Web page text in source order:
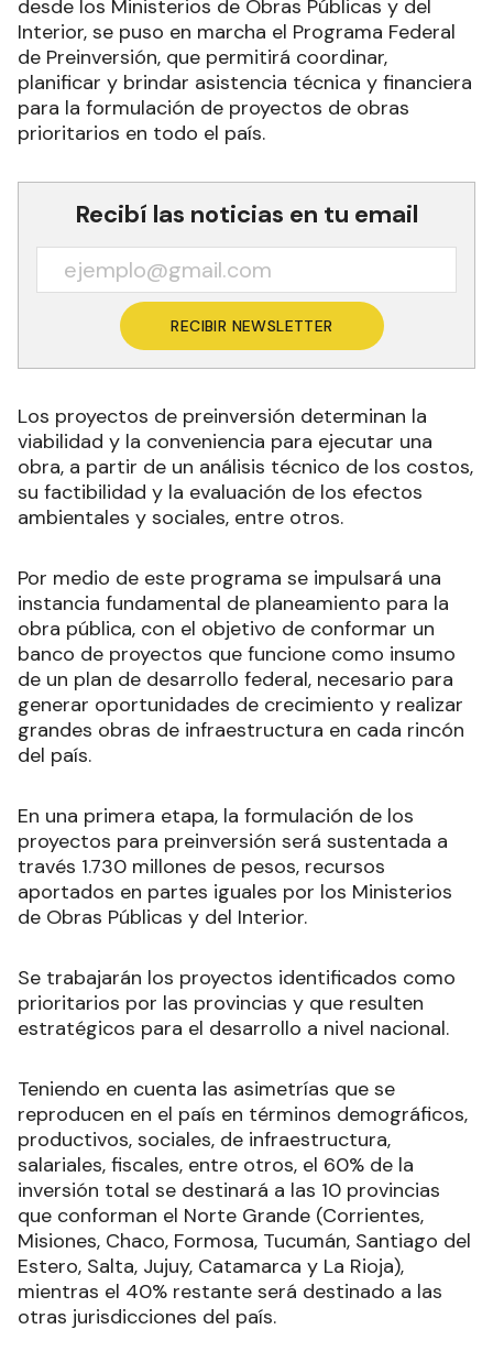
desde los Ministerios de Obras Públicas y del
Interior, se puso en marcha el Programa Federal
de Preinversión, que permitirá coordinar,
planificar y brindar asistencia técnica y financiera
para la formulación de proyectos de obras
prioritarios en todo el país.
Recibí las noticias en tu email
RECIBIR NEWSLETTER
Los proyectos de preinversión determinan la
viabilidad y la conveniencia para ejecutar una
obra, a partir de un análisis técnico de los costos,
su factibilidad y la evaluación de los efectos
ambientales y sociales, entre otros.
Por medio de este programa se impulsará una
instancia fundamental de planeamiento para la
obra pública, con el objetivo de conformar un
banco de proyectos que funcione como insumo
de un plan de desarrollo federal, necesario para
generar oportunidades de crecimiento y realizar
grandes obras de infraestructura en cada rincón
del país.
En una primera etapa, la formulación de los
proyectos para preinversión será sustentada a
través 1.730 millones de pesos, recursos
aportados en partes iguales por los Ministerios
de Obras Públicas y del Interior.
Se trabajarán los proyectos identificados como
prioritarios por las provincias y que resulten
estratégicos para el desarrollo a nivel nacional.
Teniendo en cuenta las asimetrías que se
reproducen en el país en términos demográficos,
productivos, sociales, de infraestructura,
salariales, fiscales, entre otros, el 60% de la
inversión total se destinará a las 10 provincias
que conforman el Norte Grande (Corrientes,
Misiones, Chaco, Formosa, Tucumán, Santiago del
Estero, Salta, Jujuy, Catamarca y La Rioja),
mientras el 40% restante será destinado a las
otras jurisdicciones del país.